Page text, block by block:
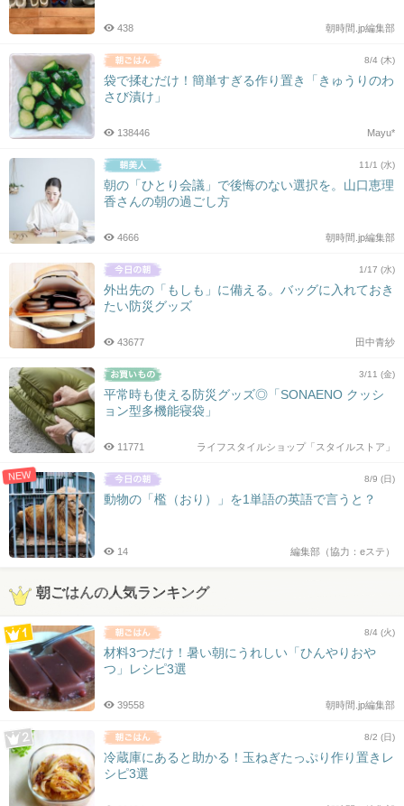
朝時間.jp編集部
438
8/4 (木)
袋で揉むだけ！簡単すぎる作り置き「きゅうりのわ
さび漬け」
Mayu*
138446
11/1 (水)
朝の「ひとり会議」で後悔のない選択を。山口恵理
香さんの朝の過ごし方
朝時間.jp編集部
4666
1/17 (水)
外出先の「もしも」に備える。バッグに入れておき
たい防災グッズ
田中青紗
43677
3/11 (金)
平常時も使える防災グッズ◎「SONAENO クッシ
ョン型多機能寝袋」
ライフスタイルショップ「スタイルストア」
11771
NEW 8/9 (日)
動物の「檻（おり）」を1単語の英語で言うと？
編集部（協力：eステ）
14
朝ごはんの人気ランキング
8/4 (火)
材料3つだけ！暑い朝にうれしい「ひんやりおや
つ」レシピ3選
朝時間.jp編集部
39558
8/2 (日)
冷蔵庫にあると助かる！玉ねぎたっぷり作り置きレ
シピ3選